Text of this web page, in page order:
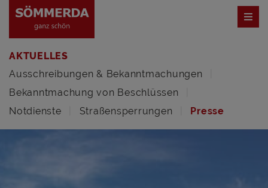
AKTUELLES
Ausschreibungen & Bekanntmachungen
Bekanntmachung von Beschlüssen
Notdienste
Straßensperrungen Presse